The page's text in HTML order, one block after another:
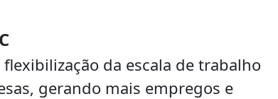
da escala de trabalho
gerando mais empregos e